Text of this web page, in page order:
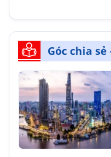
Góc chia